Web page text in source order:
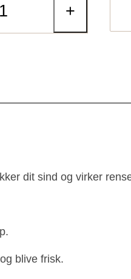
+
dit sind og virker
blive frisk.